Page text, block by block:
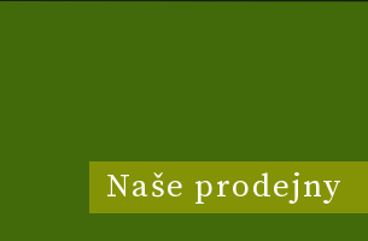
Naše prodejny